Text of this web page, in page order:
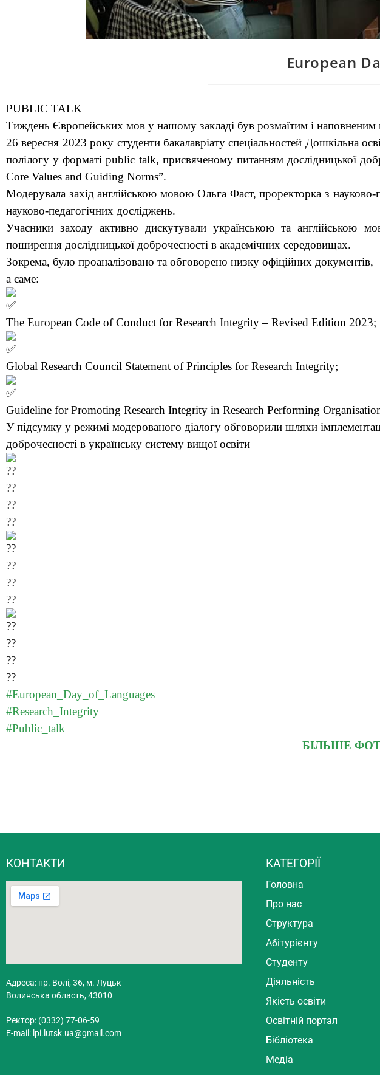
European
PUBLIC TALK
Тиждень Європейських мов у нашому закладі був розмаїтим і наповненим
26 вересня 2023 року студенти бакалавріату спеціальностей Дошкільна
полілогу у форматі public talk, присвяченому питанням дослідницької
Core Values and Guiding Norms”.
Модерувала захід англійською мовою Ольга Фаст, проректорка з науково-
науково-педагогічних досліджень.
Учасники заходу активно дискутували українською та англійською
поширення дослідницької доброчесності в академічних середовищах.
Зокрема, було проаналізовано та обговорено низку офіційних документів,
а саме:
The European Code of Conduct for Research Integrity – Revised Edition 2023;
Global Research Council Statement of Principles for Research Integrity;
Guideline for Promoting Research Integrity in Research Performing
У підсумку у режимі модерованого діалогу обговорили шляхи
доброчесності в українську систему вищої освіти
#European_Day_of_Languages
#Research_Integrity
#Public_talk
БІЛЬШЕ
КОНТАКТИ
Адреса: пр. Волі, 36, м. Луцьк
Волинська область, 43010
Ректор: (0332) 77-06-59
E-mail: lpi.lutsk.ua@gmail.com
КАТЕГОРІЇ
Головна
Про нас
Структура
Абітурієнту
Студенту
Діяльність
Якість освіти
Освітній портал
Бібліотека
Медіа